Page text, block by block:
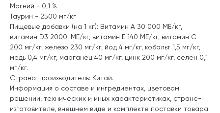
Магний - 0,1 %
Таурин - 2500 мг/кг
Пищевые добавки (на 1 кг): Витамин А 30 000 МЕ/кг,
витамин D3 2000, МЕ/кг, витамин Е 140 МЕ/кг, витамин С
200 мг/кг, железо 230 мг/кг, йод 4 мг/кг, кобальт 1,5 мг/кг,
медь 0,4 мг/кг, марганец 40 мг/кг, цинк 200 мг/кг, селен 0,1
мг/кг.
Страна-производитель: Китай.
Информация о составе и ингредиентах, цветовом
решении, технических и иных характеристиках, стране-
изготовителе, внешнем виде и комплекте поставки товара